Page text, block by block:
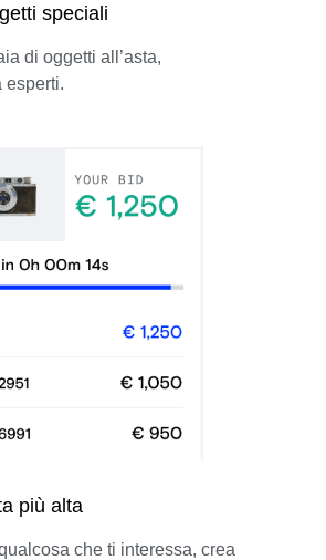
speciali
di oggetti all’asta,
esperti.
più alta
che ti interessa, crea